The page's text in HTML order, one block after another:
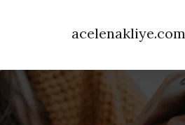
acelenakliye.com